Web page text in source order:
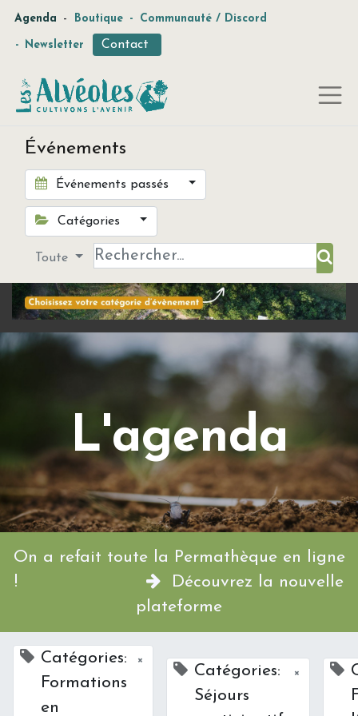
Agenda - Boutique - Communauté / Discord
- Newsletter Contact
Événements
Événements passés
Catégories
Toute
L'agenda
On a refait toute la Permathèque en ligne
!
Découvrez la nouvelle
plateforme
Catégories:
Formations
en
×
Catégories:
Séjours
×